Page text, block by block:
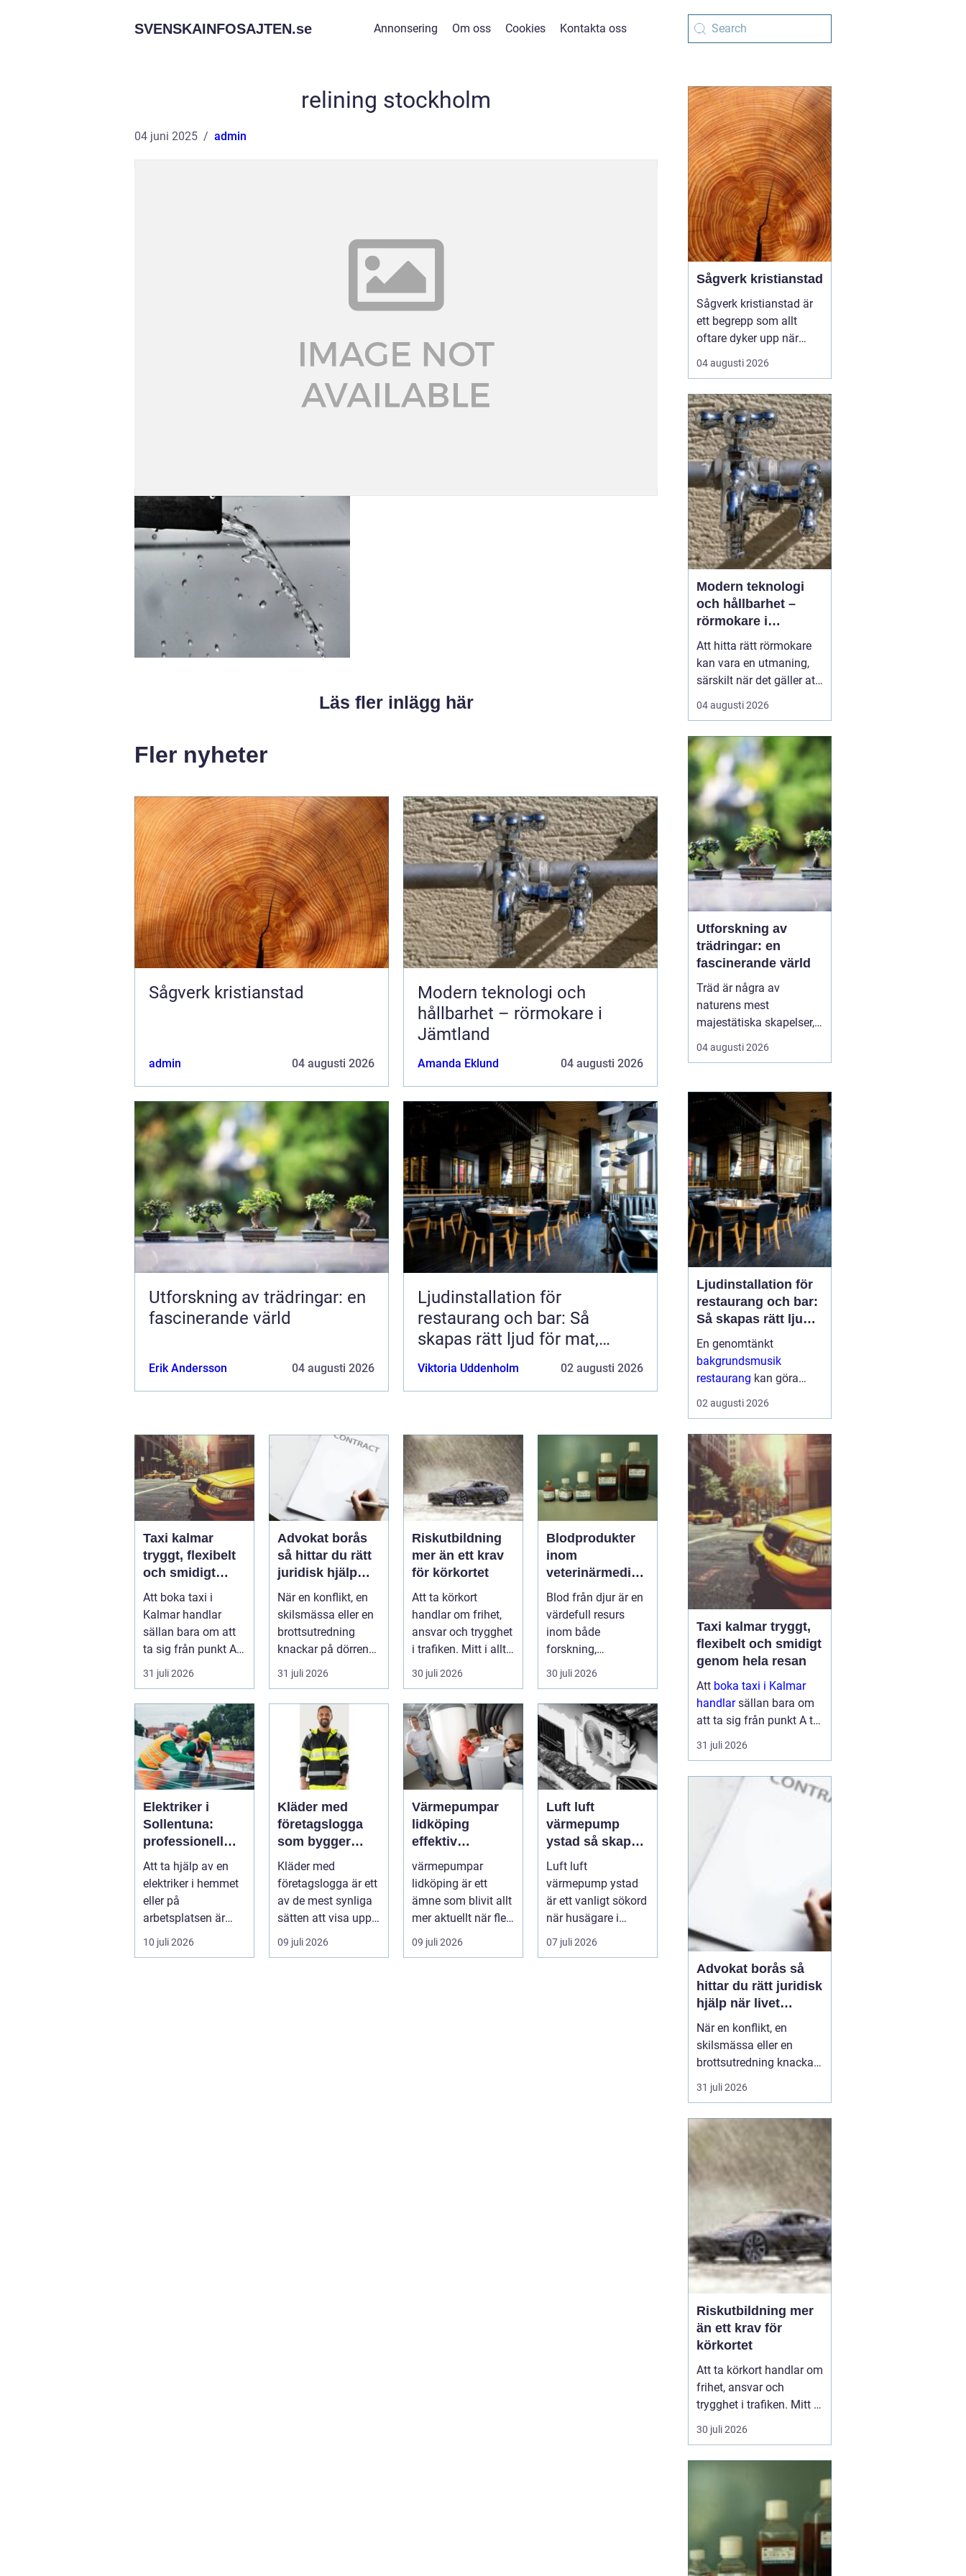
SVENSKAINFOSAJTEN.se Annonsering Om oss Cookies Kontakta oss
relining stockholm
04 juni 2025 admin
Läs fler inlägg här
Fler nyheter
Sågverk kristianstad
admin 04 augusti 2026
Modern teknologi och
hållbarhet – rörmokare i
Jämtland
Amanda Eklund 04 augusti 2026
Utforskning av trädringar: en
fascinerande värld
Erik Andersson 04 augusti 2026
Ljudinstallation för
restaurang och bar: Så
skapas rätt ljud för mat,
dryck och stämning
Viktoria Uddenholm 02 augusti 2026
Taxi kalmar
tryggt, flexibelt
och smidigt
genom hela
resan
Att boka taxi i
Kalmar handlar
sällan bara om att
ta sig från punkt A
till punkt B. För
många är res...
31 juli 2026
Advokat borås
så hittar du rätt
juridisk hjälp
när livet
krånglar
När en konflikt, en
skilsmässa eller en
brottsutredning
knackar på dörren
förändras vardagen
snabbt....
31 juli 2026
Riskutbildning
mer än ett krav
för körkortet
Att ta körkort
handlar om frihet,
ansvar och trygghet
i trafiken. Mitt i allt
detta finns
riskutbild...
30 juli 2026
Blodprodukter
inom
veterinärmedici
n funktion,
kvalitet och
användning
Blod från djur är en
värdefull resurs
inom både
forskning,
diagnostik och
veterinärmedicin.
När blod...
30 juli 2026
Elektriker i
Sollentuna:
professionell
hjälp när du
behöver det
Att ta hjälp av en
elektriker i hemmet
eller på
arbetsplatsen är
ofta en nödv&a...
10 juli 2026
Kläder med
företagslogga
som bygger
varumärke i
vardagen
Kläder med
företagslogga är ett
av de mest synliga
sätten att visa upp
ett varum...
09 juli 2026
Värmepumpar
lidköping
effektiv
uppvärmning för
hus och
fastigheter
värmepumpar
lidköping är ett
ämne som blivit allt
mer aktuellt när fler
fastighetsägare vill
kombine...
09 juli 2026
Luft luft
värmepump
ystad så skapar
du ett behagligt
inomhusklimat
Året om
Luft luft
värmepump ystad
är ett vanligt sökord
när husägare i
sydkustens klimat
vill hitta ett smar...
07 juli 2026
Sågverk kristianstad
Sågverk kristianstad är
ett begrepp som allt
oftare dyker upp när
husbyggare, snickare
och markägare söker
trävaror i nordöstra
skåne. Områdets långa
tradition av skogsbruk
och hantverk har skapat
en stark bas för sågverk
som k...
04 augusti 2026
Modern teknologi
och hållbarhet –
rörmokare i
Jämtland
Att hitta rätt rörmokare
kan vara en utmaning,
särskilt när det gäller att
välja bland många
erbjudanden på en
Jämtland. Kvalificerade
rörmokare är viktiga för
att s&aum...
04 augusti 2026
Utforskning av
trädringar: en
fascinerande värld
Träd är några av
naturens mest
majestätiska skapelser,
och deras årliga
växande lager kan
historia och omgivning.
04 augusti 2026
Ljudinstallation för
restaurang och bar:
Så skapas rätt ljud
för mat, dryck och
stämning
En genomtänkt
bakgrundsmusik
restaurang kan göra
skillnaden mellan en
lokal som gästerna
plats där de g&aum...
02 augusti 2026
Taxi kalmar tryggt,
flexibelt och smidigt
genom hela resan
Att boka taxi i Kalmar
handlarsällan bara om
att ta sig från punkt A till
punkt B. För många är
resan en viktig del av
semestern. En pålitlig
taxiresa kan betyda att
31 juli 2026
Advokat borås så
hittar du rätt juridisk
hjälp när livet
krånglar
När en konflikt, en
skilsmässa eller en
brottsutredning knackar
på dörren förändras
vardagen snabbt.
länge med att kontakta
jurist, ofta av oro för
kostnader eller för att de
inte vet vart de ska
vända sig. Samtidigt kan
31 juli 2026
Riskutbildning mer
än ett krav för
körkortet
Att ta körkort handlar om
frihet, ansvar och
trygghet i trafiken. Mitt i
allt detta finns
riskutbildning, som
tanke: att ge blivande
förare en realistisk bild
av r...
30 juli 2026